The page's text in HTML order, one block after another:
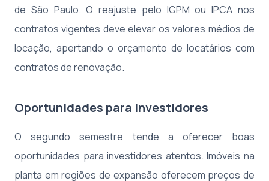
de São Paulo. O reajuste pelo IGPM ou IPCA nos
contratos vigentes deve elevar os valores médios de
locação, apertando o orçamento de locatários com
contratos de renovação.
Oportunidades para investidores
O segundo semestre tende a oferecer boas
oportunidades para investidores atentos. Imóveis na
planta em regiões de expansão oferecem preços de